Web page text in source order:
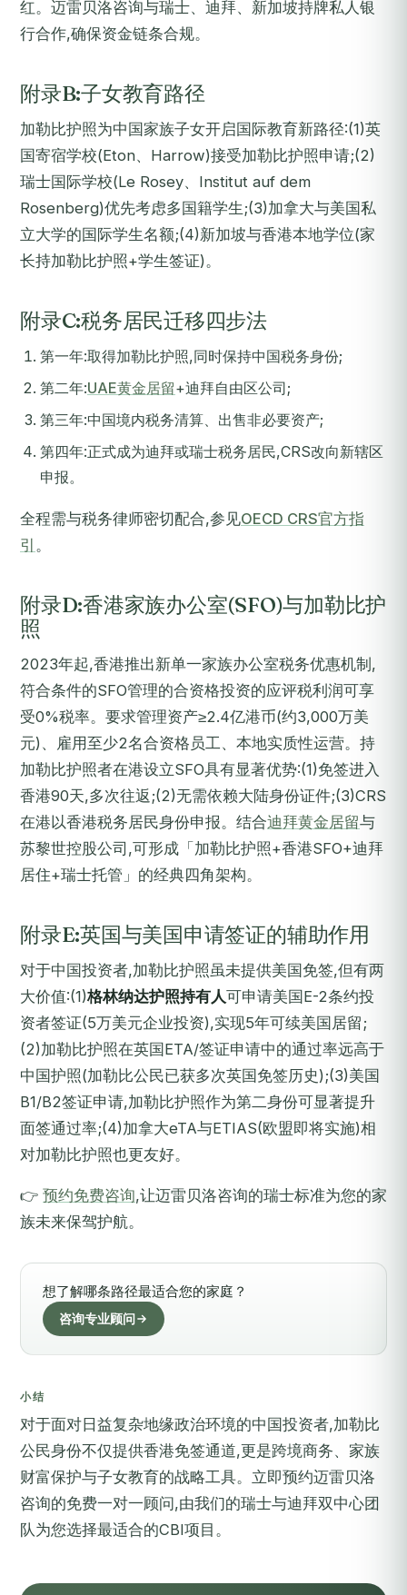
红。迈雷贝洛咨询与瑞士、迪拜、新加坡持牌私人银
行合作,确保资金链条合规。
附录B:子女教育路径
加勒比护照为中国家族子女开启国际教育新路径:(1)英
国寄宿学校(Eton、Harrow)接受加勒比护照申请;(2)
瑞士国际学校(Le Rosey、Institut auf dem
Rosenberg)优先考虑多国籍学生;(3)加拿大与美国私
立大学的国际学生名额;(4)新加坡与香港本地学位(家
长持加勒比护照+学生签证)。
附录C:税务居民迁移四步法
第一年:取得加勒比护照,同时保持中国税务身份;
第二年:UAE黄金居留+迪拜自由区公司;
第三年:中国境内税务清算、出售非必要资产;
第四年:正式成为迪拜或瑞士税务居民,CRS改向新辖区
申报。
全程需与税务律师密切配合,参见OECD CRS官方指
引 。
附录D:香港家族办公室(SFO)与加勒比护
照
2023年起,香港推出新单一家族办公室税务优惠机制,
符合条件的SFO管理的合资格投资的应评税利润可享
受0%税率。要求管理资产≥2.4亿港币(约3,000万美
元)、雇用至少2名合资格员工、本地实质性运营。持
加勒比护照者在港设立SFO具有显著优势:(1)免签进入
香港90天,多次往返;(2)无需依赖大陆身份证件;(3)CRS
在港以香港税务居民身份申报。结合迪拜黄金居留与
苏黎世控股公司,可形成「加勒比护照+香港SFO+迪拜
居住+瑞士托管」的经典四角架构。
附录E:英国与美国申请签证的辅助作用
对于中国投资者,加勒比护照虽未提供美国免签,但有两
大价值:(1)格林纳达护照持有人可申请美国E-2条约投
资者签证(5万美元企业投资),实现5年可续美国居留;
(2)加勒比护照在英国ETA/签证申请中的通过率远高于
中国护照(加勒比公民已获多次英国免签历史);(3)美国
B1/B2签证申请,加勒比护照作为第二身份可显著提升
面签通过率;(4)加拿大eTA与ETIAS(欧盟即将实施)相
对加勒比护照也更友好。
👉 预约免费咨询,让迈雷贝洛咨询的瑞士标准为您的家
族未来保驾护航。
想了解哪条路径最适合您的家庭？
咨询专业顾问
小结
对于面对日益复杂地缘政治环境的中国投资者,加勒比
公民身份不仅提供香港免签通道,更是跨境商务、家族
财富保护与子女教育的战略工具。 立即预约迈雷贝洛
咨询的免费一对一顾问,由我们的瑞士与迪拜双中心团
队为您选择最适合的CBI项目。